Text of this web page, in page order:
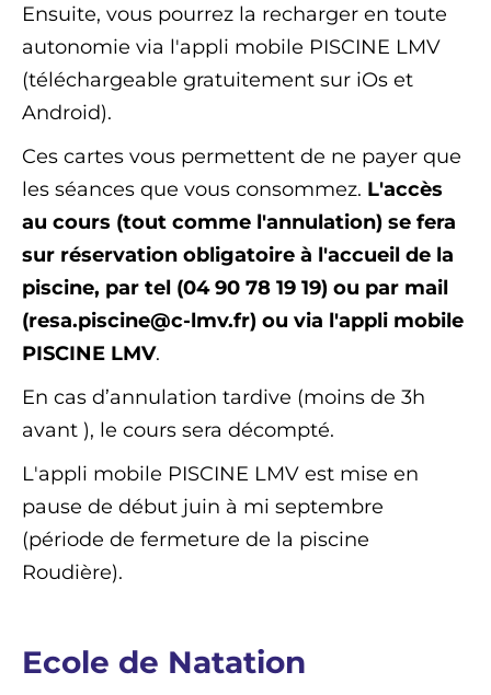
Ensuite, vous pourrez la recharger en toute
autonomie via l'appli mobile PISCINE LMV
(téléchargeable gratuitement sur iOs et
Android).
Ces cartes vous permettent de ne payer que
les séances que vous consommez. L'accès
au cours (tout comme l'annulation) se fera
sur réservation obligatoire à l'accueil de la
piscine, par tel (04 90 78 19 19) ou par mail
(resa.piscine@c-lmv.fr) ou via l'appli mobile
PISCINE LMV.
En cas d’annulation tardive (moins de 3h
avant ), le cours sera décompté.
L'appli mobile PISCINE LMV est mise en
pause de début juin à mi septembre
(période de fermeture de la piscine
Roudière).
Ecole de Natation